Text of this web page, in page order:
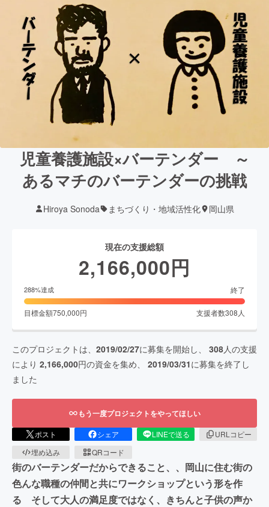
児童養護施設×バーテンダー ～
あるマチのバーテンダーの挑戦
Hiroya Sonoda まちづくり・地域活性化 岡山県
現在の支援総額
2,166,000円
288%達成 終了
目標金額750,000円 支援者数308 人
このプロジェクトは、 2019/02/27に募集を開始し、 308人の支援
により 2,166,000円の資金を集め、 2019/03/31に募集を終了し
ました
もう一度プロジェクトをやってほしい
ポスト シェア LINEで送る
URLコピー
埋め込み
QRコード
街のバーテンダーだからできること、、岡山に住む街の
色んな職種の仲間と共にワークショップという形を作
る そして大人の満足度ではなく、きちんと子供の声か